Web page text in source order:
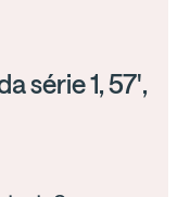
série 1, 57',